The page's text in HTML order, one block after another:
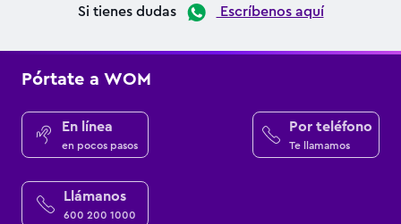
Si tienes dudas Escríbenos aquí
Pórtate a WOM
En línea
en pocos pasos
Por teléfono
Te llamamos
Llámanos
600 200 1000